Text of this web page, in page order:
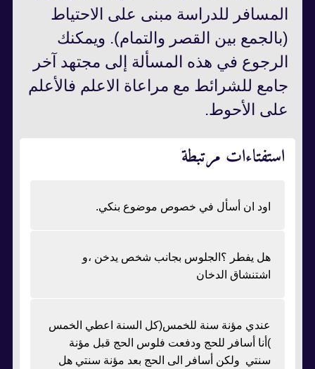
المسافر للدراسة مبنى علی الاحتياط
(بالجمع بين القصر والتمام). ويمكنك
الرجوع في هذه المسألة إلى مجتهد آخر
جامع للشرائط مع مراعاة الاعلم فالأعلم
على الأحوط.
استفتاءات مرتبطة
اود ان أسأل في خصوص موضوع بنكي.
هل يفطر ؟الجلوس بجانب شخص يدخن ،و
اشتنشاق الدخان
عندي مؤنة سنة للخمس(كل السنة اعطي الخمس
)أنا أسافر للحج ودفعت فلوس الحج قبل مؤنة
سنتي ولكن أسافر الى الحج بعد مؤنة سنتي هل